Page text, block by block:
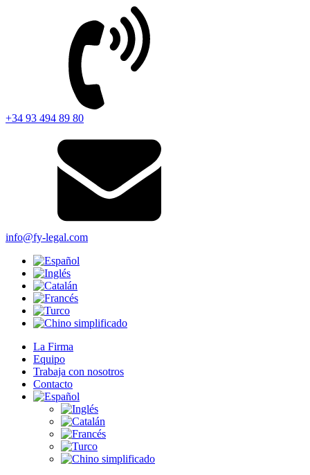
+34 93 494 89 80
info@fy-legal.com
La Firma
Equipo
Trabaja con nosotros
Contacto